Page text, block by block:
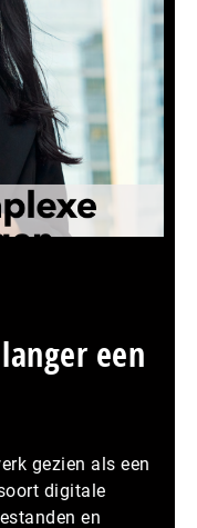
een
gezien als een
digitale
en